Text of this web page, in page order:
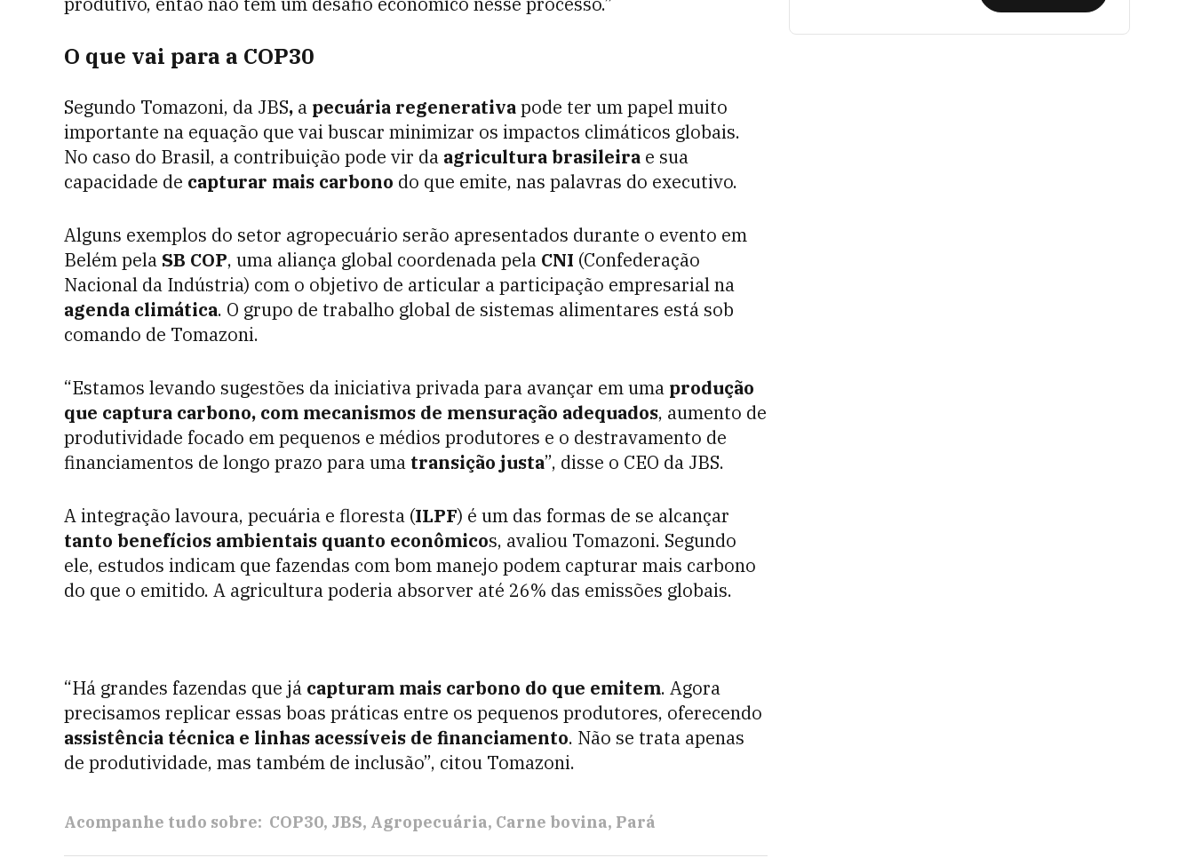
O que vai para a COP30
Segundo Tomazoni, da JBS, a pecuária regenerativapode ter um papel muito
importante na equação que vai buscar minimizar os impactos climáticos globais.
No caso do Brasil, a contribuição pode vir da agricultura brasileira e sua
capacidade de capturar mais carbono do que emite, nas palavras do executivo.
Alguns exemplos do setor agropecuário serão apresentados durante o evento em
Belém pela SB COP, uma aliança global coordenada pela CNI (Confederação
Nacional da Indústria) com o objetivo de articular a participação empresarial na
agenda climática. O grupo de trabalho global de sistemas alimentares está sob
comando de Tomazoni.
“Estamos levando sugestões da iniciativa privada para avançar em uma produção
que captura carbono, com mecanismos de mensuração adequados, aumento de
produtividade focado em pequenos e médios produtores e o destravamento de
financiamentos de longo prazo para uma transição justa”, disse o CEO da JBS.
A integração lavoura, pecuária e floresta (ILPF) é um das formas de se alcançar
tanto benefícios ambientais quanto econômicos, avaliou Tomazoni. Segundo
ele, estudos indicam que fazendas com bom manejo podem capturar mais carbono
do que o emitido. A agricultura poderia absorver até 26% das emissões globais.
“Há grandes fazendas que já capturam mais carbono do que emitem. Agora
precisamos replicar essas boas práticas entre os pequenos produtores, oferecendo
assistência técnica e linhas acessíveis de financiamento. Não se trata apenas
de produtividade, mas também de inclusão”, citou Tomazoni.
Acompanhe tudo sobre: COP30 JBS Agropecuária Carne bovina Pará